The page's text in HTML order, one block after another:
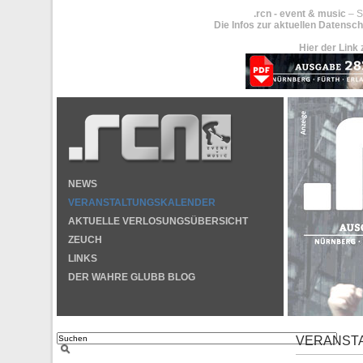
.rcn - event & music –
Die Infos zur aktuellen
Hier der Link
NEWS
VERANSTALTUNGSKALENDER
AKTUELLE VERLOSUNGSÜBERSICHT
ZEUCH
LINKS
DER WAHRE GLUBB BLOG